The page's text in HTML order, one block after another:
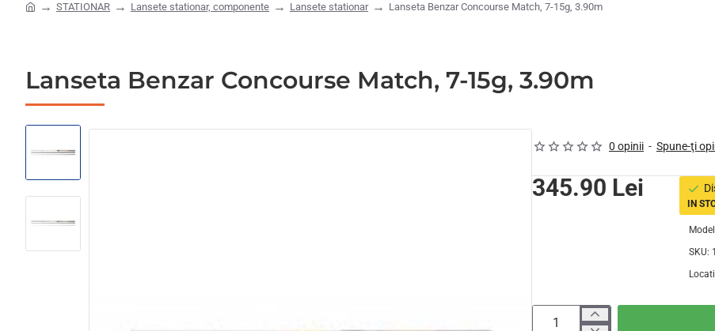
Lanseta Benzar Concourse Match, 7-15g, 3.90m
STATIONAR Lansete stationar, componente Lansete stationar Lanseta Benzar Concourse Match, 7-15g, 3.90m
0 opinii - Spune-ţi
345.90 Lei
IN
SKU: